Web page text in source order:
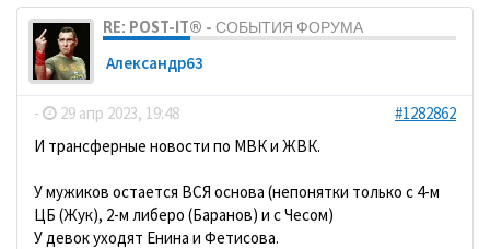
RE: POST-IT® - СОБЫТИЯ ФОРУМА
Александр63
- 29 апр 2023, 19:48
#1282862
И трансферные новости по МВК и ЖВК.
У мужиков остается ВСЯ основа (непонятки только с 4-м
ЦБ (Жук), 2-м либеро (Баранов) и с Чесом)
У девок уходят Енина и Фетисова.